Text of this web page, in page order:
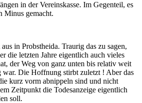
in der Vereinskasse. Im Gegenteil, es
Minus gemacht.
in Probstheida. Traurig das zu sagen,
die letzten Jahre eigentlich auch vieles
der Weg von ganz unten bis relativ weit
war. Die Hoffnung stirbt zuletzt ! Aber das
kurz vorm abnippeln sind und nicht
Zeitpunkt die Todesanzeige eigentlich
soll.